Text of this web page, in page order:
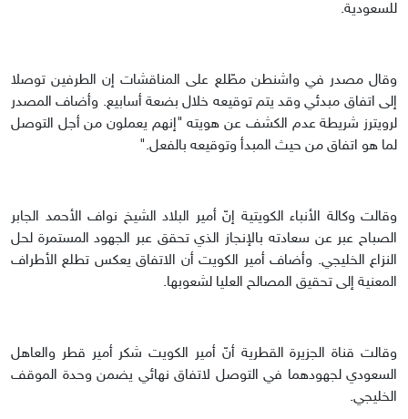
للسعودية.
وقال مصدر في واشنطن مطّلع على المناقشات إن الطرفين توصلا
إلى اتفاق مبدئي وقد يتم توقيعه خلال بضعة أسابيع. وأضاف المصدر
لرويترز شريطة عدم الكشف عن هويته "إنهم يعملون من أجل التوصل
لما هو اتفاق من حيث المبدأ وتوقيعه بالفعل."
وقالت وكالة الأنباء الكويتية إنّ أمير البلاد الشيخ نواف الأحمد الجابر
الصباح عبر عن سعادته بالإنجاز الذي تحقق عبر الجهود المستمرة لحل
النزاع الخليجي. وأضاف أمير الكويت أن الاتفاق يعكس تطلع الأطراف
المعنية إلى تحقيق المصالح العليا لشعوبها.
وقالت قناة الجزيرة القطرية أنّ أمير الكويت شكر أمير قطر والعاهل
السعودي لجهودهما في التوصل لاتفاق نهائي يضمن وحدة الموقف
الخليجي.